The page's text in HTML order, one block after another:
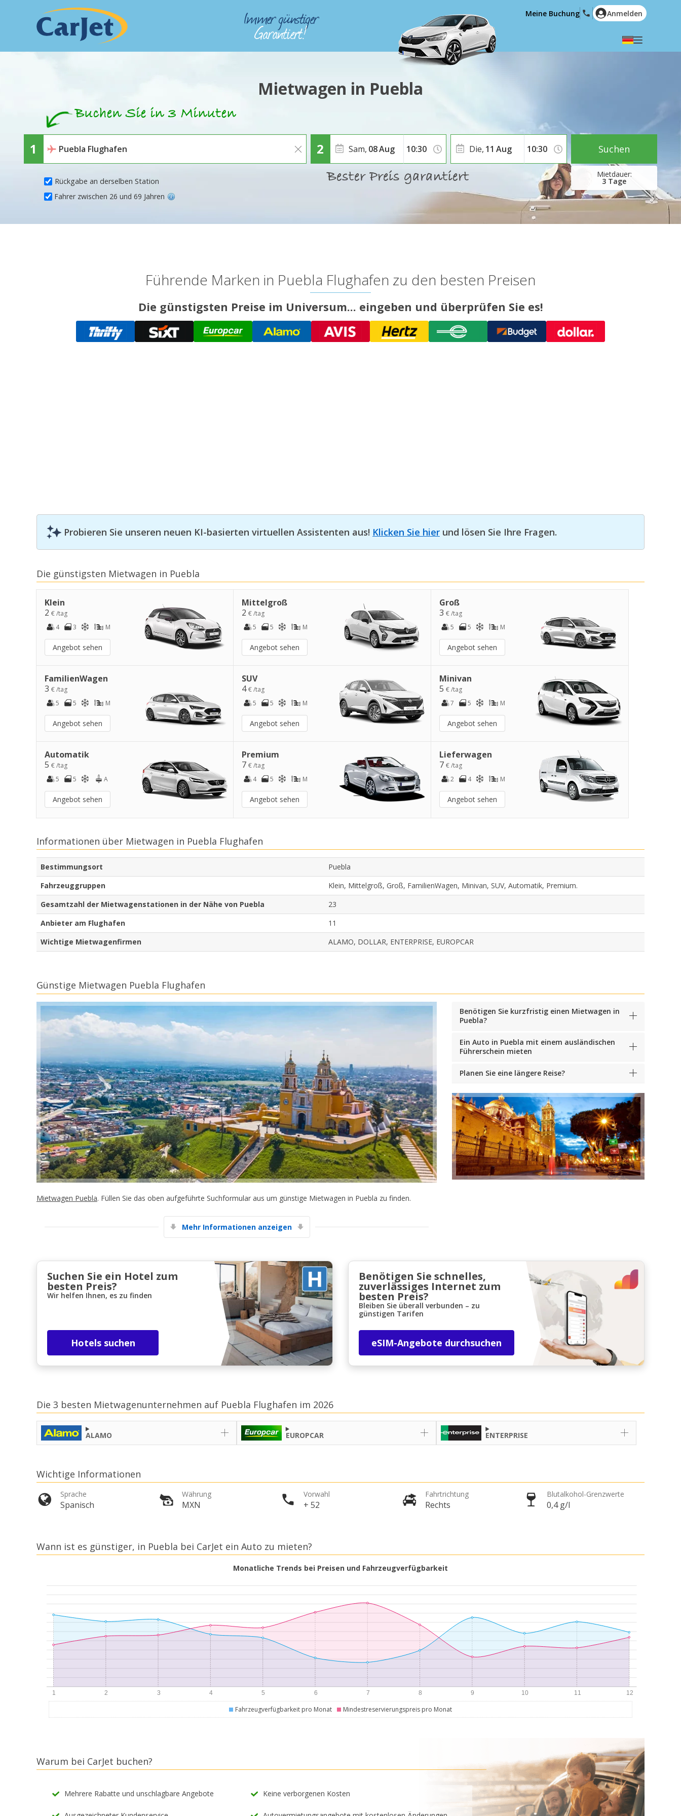
Top-Ersparnisses
Erhalten Sie Zugang zu exklusiven
Mit eLink anmelden
English (US)
Polski
Română
Ελληνικά
Hrvatski
العربية
Meine Buchung Anmelden
Mietwagen in Puebla
Rückgabe an derselben Station
Sam, 08Aug
3 Tage
Die, 11 Aug
Fahrer zwischen 26 und 69 Jahren
Suchen
Führende Marken in Puebla Flughafen zu den besten Preisen
Die günstigsten Preise im Universum... eingeben und überprüfen Sie es!
Probieren Sie unseren neuen KI-basierten virtuellen Assistenten aus! Klicken Sie hier und lösen Sie Ihre Fragen.
Die günstigsten Mietwagen in Puebla
Klein
2 € /tag
4
3 M
Angebot sehen
Mittelgroß
2€ /tag
5
5 M
Angebot sehen
Groß
3 € /tag
5
5 M
Angebot sehen
FamilienWagen
3 € /tag
5
5 M
Angebot sehen
SUV
4€ /tag
5
5 M
Angebot sehen
Minivan
5 € /tag
7
5 M
Angebot sehen
Automatik
5 € /tag
5
5 A
Angebot sehen
Premium
7€ /tag
4
5 M
Angebot sehen
Lieferwagen
7 € /tag
2
4 M
Angebot sehen
Informationen über Mietwagen in Puebla Flughafen
Bestimmungsort
Puebla
Fahrzeuggruppen
Klein, Mittelgroß, Groß, FamilienWagen, Minivan, SUV, Automatik, Premium.
Gesamtzahl der Mietwagenstationen in der Nähe von Puebla
23
Anbieter am Flughafen
11
Wichtige Mietwagenfirmen
ALAMO, DOLLAR, ENTERPRISE, EUROPCAR
Günstige Mietwagen Puebla Flughafen
Mietwagen Puebla. Füllen Sie das oben aufgeführte Suchformular aus um günstige Mietwagen in Puebla zu finden.
Mehr Informationen anzeigen
Benötigen Sie kurzfristig einen Mietwagen in
Puebla?
Ein Auto in Puebla mit einem ausländischen
Führerschein mieten
Planen Sie eine längere Reise?
Suchen Sie ein Hotel zum
besten Preis?
Wir helfen Ihnen, es zu finden
Hotels suchen
Benötigen Sie schnelles,
zuverlässiges Internet zum
besten Preis?
Bleiben Sie überall verbunden – zu
günstigen Tarifen
eSIM-Angebote durchsuchen
Die 3 besten Mietwagenunternehmen auf Puebla Flughafen im 2026
ALAMO EUROPCAR ENTERPRISE
Wichtige Informationen
Sprache
Spanisch
Währung
MXN
Vorwahl
+ 52
Fahrtrichtung
Rechts
Blutalkohol-Grenzwerte
0,4 g/l
Wann ist es günstiger, in Puebla bei CarJet ein Auto zu mieten?
Monatliche Trends bei Preisen und Fahrzeugverfügbarkeit
Fahrzeugverfügbarkeit pro Monat Mindestreservierungspreis pro Monat
Warum bei CarJet buchen?
Mehrere Rabatte und unschlagbare Angebote Keine verborgenen Kosten